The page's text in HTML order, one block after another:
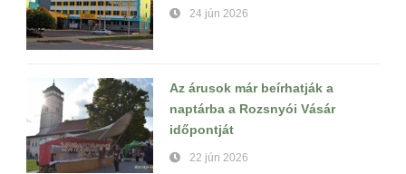
24 jún 2026
Az árusok már beírhatják a
naptárba a Rozsnyói Vásár
időpontját
22 jún 2026